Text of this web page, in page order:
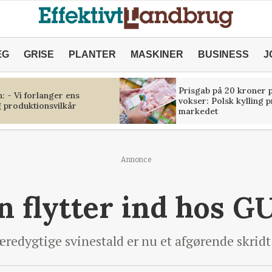
GRISE PLANTER MASKINER BUSINESS
- Vi forlanger ens
Prisgab på 20 kroner
vokser: Polsk kylling
markedet
Annonce
flytter ind hos
svinestald er nu et afgørende